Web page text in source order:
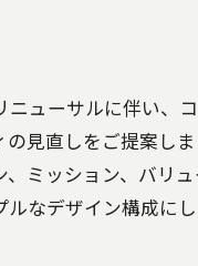
ニューサルに伴い、
の見直しをご提案し
、ミッション、バリ
なデザイン構成にし